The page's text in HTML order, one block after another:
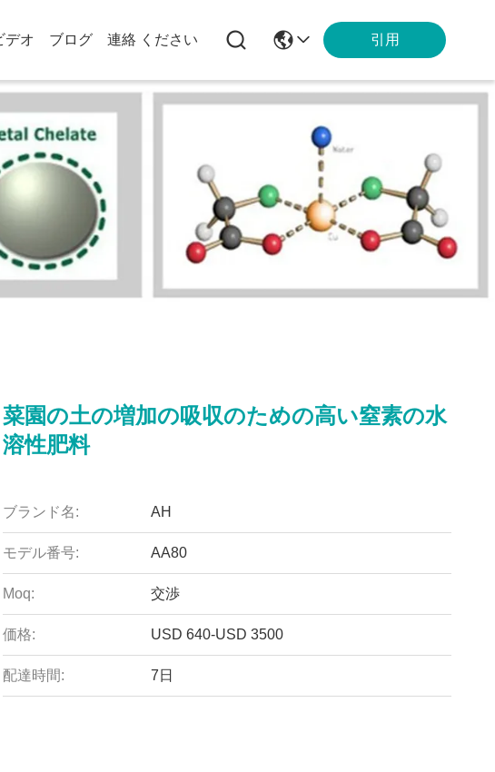
デオ ブログ 連絡 ください 引用
菜園の土の増加の吸収のための高い窒素の水
溶性肥料
ブランド名: AH
モデル番号: AA80
Moq: 交渉
価格: USD 640-USD 3500
配達時間: 7日